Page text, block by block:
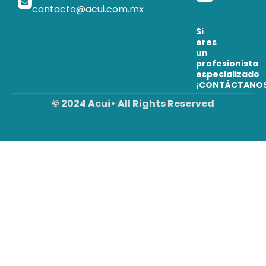
contacto@acui.com.mx
Si
eres
un
profesionista
especializado
© 2024 Acui• All Rights Reserved